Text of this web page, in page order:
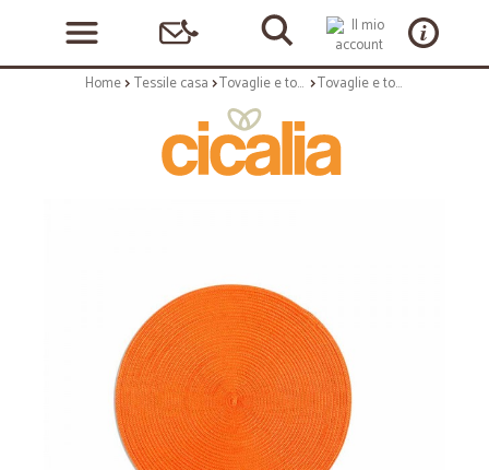
Home Tessile casa Tovaglie e tovagliette Tovaglie e tovagliette: Round tovaglietta tonda 36 cm arancio